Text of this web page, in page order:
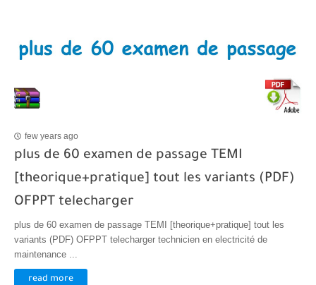
few years ago
plus de 60 examen de passage TEMI
[theorique+pratique] tout les variants (PDF)
OFPPT telecharger
plus de 60 examen de passage TEMI [theorique+pratique] tout les
variants (PDF) OFPPT telecharger technicien en electricité de
maintenance ...
read more